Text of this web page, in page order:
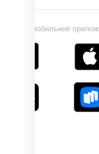
Установи мобильное